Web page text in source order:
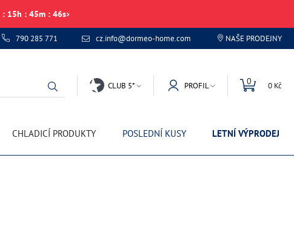
: 15h : 45m : 46s
790 285 771 cz.info@dormeo-home.com NAŠE PRODEJNY
CLUB 5* PROFIL 0 0 Kč
CHLADICÍ PRODUKTY POSLEDNÍ KUSY LETNÍ VÝPRODEJ